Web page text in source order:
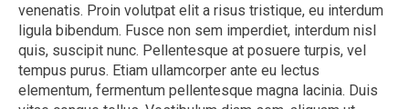
venenatis. Proin volutpat elit a risus tristique, eu interdum
ligula bibendum. Fusce non sem imperdiet, interdum nisl
quis, suscipit nunc. Pellentesque at posuere turpis, vel
tempus purus. Etiam ullamcorper ante eu lectus
elementum, fermentum pellentesque magna lacinia. Duis